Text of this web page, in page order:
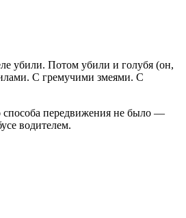
убили. Потом убили и голубя (он,
С гремучими змеями. С
передвижения не было —
водителем.